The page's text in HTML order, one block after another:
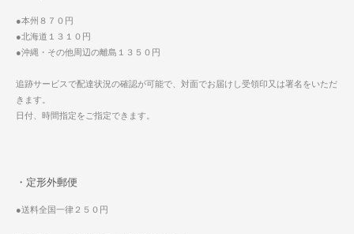
●本州８７０円
●北海道１３１０円
●沖縄・その他周辺の離島１３５０円
追跡サービスで配達状況の確認が可能で、対面でお届けし受領印又は署名をいただ
きます。
日付、時間指定をご指定できます。
・定形外郵便
●送料全国一律２５０円